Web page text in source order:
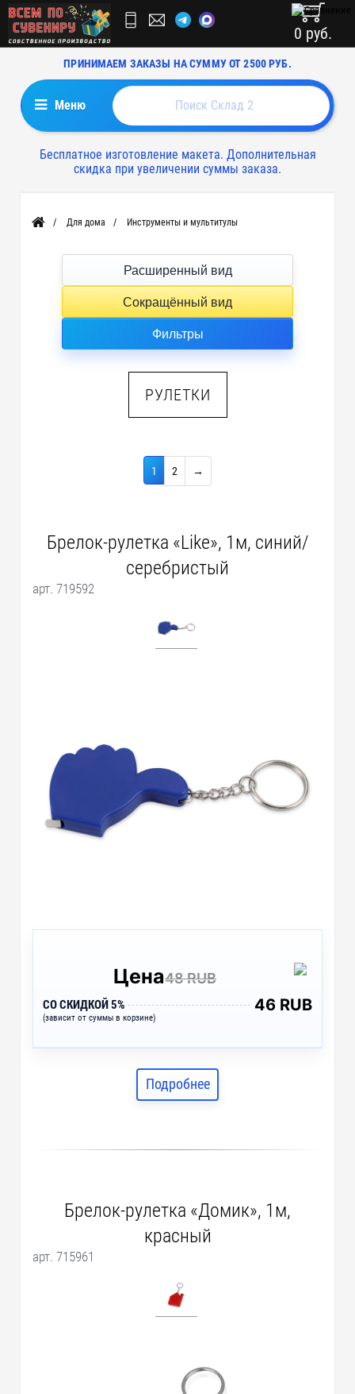
ПРИНИМАЕМ ЗАКАЗЫ НА СУММУ ОТ 2500 РУБ.
0 руб.
Меню
Бесплатное изготовление макета. Дополнительная
скидка при увеличении суммы заказа.
Главная Для дома Инструменты и мультитулы
Расширенный вид
Сокращённый вид
Фильтры
РУЛЕТКИ
1 2 →
Брелок-рулетка «Like», 1м, синий/
серебристый
арт. 719592
Цена48 RUB
СО СКИДКОЙ 5%
(зависит от суммы в корзине)
46 RUB
Подробнее
Брелок-рулетка «Домик», 1м,
красный
арт. 715961